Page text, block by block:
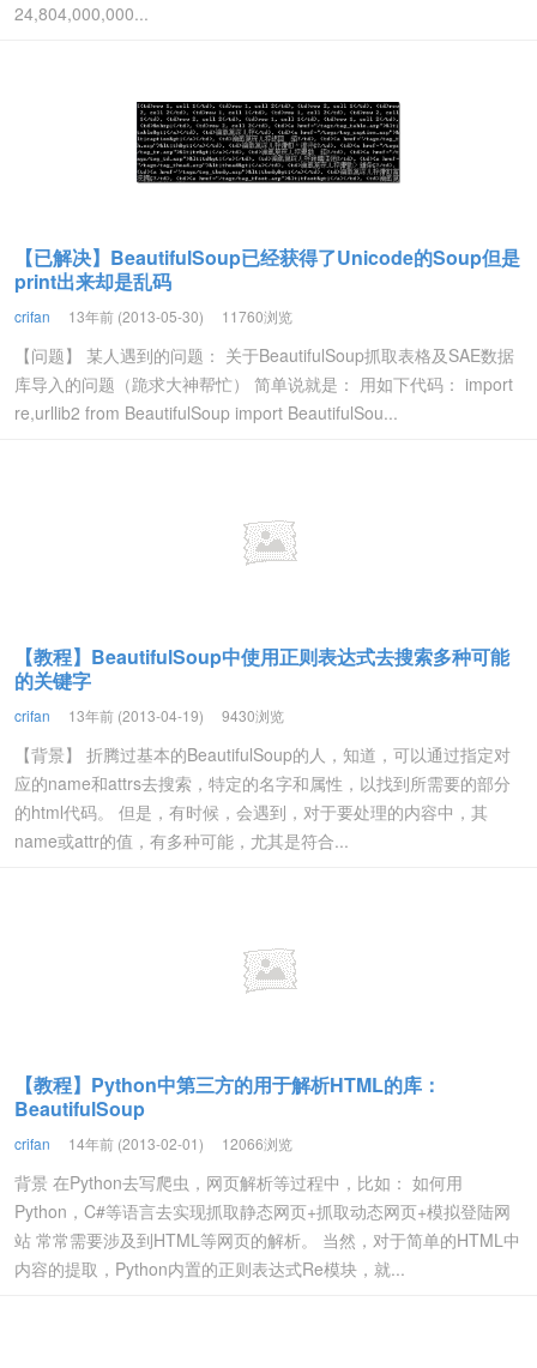
24,804,000,000...
【已解决】BeautifulSoup已经获得了Unicode的Soup但是
print出来却是乱码
crifan 13年前 (2013-05-30) 11760浏览
【问题】 某人遇到的问题： 关于BeautifulSoup抓取表格及SAE数据
库导入的问题（跪求大神帮忙） 简单说就是： 用如下代码： import
re,urllib2 from BeautifulSoup import BeautifulSou...
【教程】BeautifulSoup中使用正则表达式去搜索多种可能
的关键字
crifan 13年前 (2013-04-19) 9430浏览
【背景】 折腾过基本的BeautifulSoup的人，知道，可以通过指定对
应的name和attrs去搜索，特定的名字和属性，以找到所需要的部分
的html代码。 但是，有时候，会遇到，对于要处理的内容中，其
name或attr的值，有多种可能，尤其是符合...
【教程】Python中第三方的用于解析HTML的库：
BeautifulSoup
crifan 14年前 (2013-02-01) 12066浏览
背景 在Python去写爬虫，网页解析等过程中，比如： 如何用
Python，C#等语言去实现抓取静态网页+抓取动态网页+模拟登陆网
站 常常需要涉及到HTML等网页的解析。 当然，对于简单的HTML中
内容的提取，Python内置的正则表达式Re模块，就...